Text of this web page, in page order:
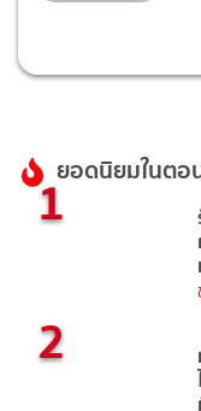
ยอดนิยมในตอ
1
2